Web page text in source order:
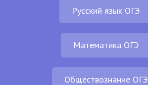
Русский язык ОГЭ
Математика ОГЭ
Обществознание ОГЭ